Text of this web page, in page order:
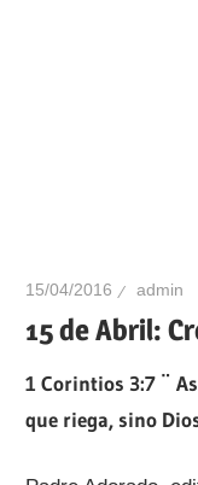
15/04/2016 admin
15 de Abril:
1 Corintios 3:7 ¨
que riega, sino